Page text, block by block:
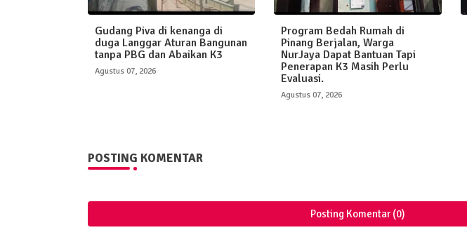
Gudang Piva di kenanga di
duga Langgar Aturan Bangunan
tanpa PBG dan Abaikan K3
Agustus 07, 2026
Program Bedah Rumah di
Pinang Berjalan, Warga
NurJaya Dapat Bantuan Tapi
Penerapan K3 Masih Perlu
Evaluasi.
Agustus 07, 2026
POSTING KOMENTAR
Posting Komentar (0)